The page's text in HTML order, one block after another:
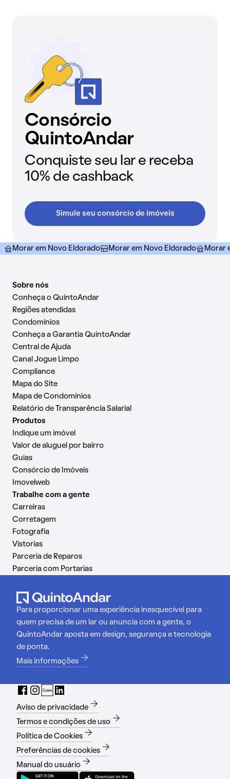
Consórcio
QuintoAndar
Conquiste seu lar e receba
10% de cashback
Simule seu consórcio de imóveis
Morar em Novo Eldorado Morar em Novo Eldorado Morar
Sobre nós
Conheça o QuintoAndar
Regiões atendidas
Condomínios
Conheça a Garantia QuintoAndar
Central de Ajuda
Canal Jogue Limpo
Compliance
Mapa do Site
Mapa de Condomínios
Relatório de Transparência Salarial
Produtos
Indique um imóvel
Valor de aluguel por bairro
Guias
Consórcio de Imóveis
Imovelweb
Trabalhe com a gente
Carreiras
Corretagem
Fotografia
Vistorias
Parceria de Reparos
Parceria com Portarias
Para proporcionar uma experiência inesquecível para
quem precisa de um lar ou anuncia com a gente, o
QuintoAndar aposta em design, segurança e tecnologia
de ponta.
Mais informações
Aviso de privacidade
Termos e condições de uso
Política de Cookies
Preferências de cookies
Manual do usuário